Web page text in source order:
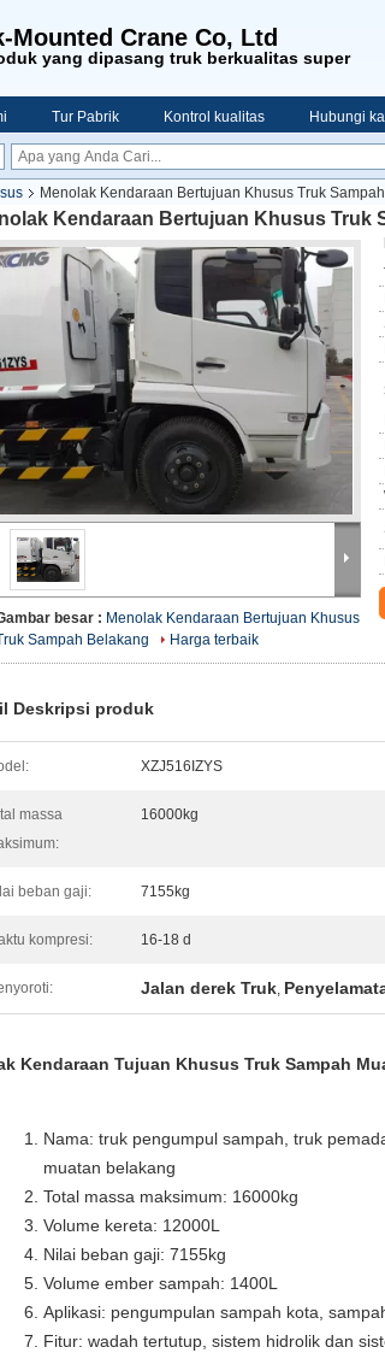
Mounted Crane Co, Ltd
yang dipasang truk berkualitas super
Tur Pabrik Kontrol kualitas Hubungi
Menolak Kendaraan Bertujuan Khusus Truk
Kendaraan Bertujuan Khusus Truk
besar : Menolak Kendaraan Bertujuan Khusus
Sampah Belakang
Harga terbaik
Deskripsi produk
XZJ516IZYS
massa
16000kg
beban gaji: 7155kg
kompresi: 16-18 d
Jalan derek Truk,
Kendaraan Tujuan Khusus Truk Sampah
Nama: truk pengumpul sampah, truk
muatan belakang
Total massa maksimum: 16000kg
Volume kereta: 12000L
Nilai beban gaji: 7155kg
Volume ember sampah: 1400L
Aplikasi: pengumpulan sampah kota,
Fitur: wadah tertutup, sistem hidrolik dan